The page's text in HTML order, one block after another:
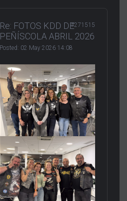
Re: FOTOS KDD DE
PEÑÍSCOLA ABRIL 2026
Posted: 02 May 2026 14:08
#271515